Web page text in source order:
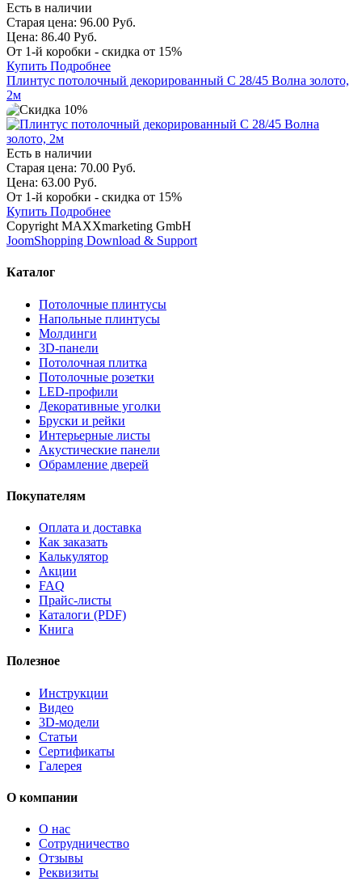
Есть в наличии
Старая цена: 96.00 Руб.
Цена: 86.40 Руб.
От 1-й коробки - скидка от 15%
Купить Подробнее
Плинтус потолочный декорированный С 28/45 Волна золото,
2м
Есть в наличии
Старая цена: 70.00 Руб.
Цена: 63.00 Руб.
От 1-й коробки - скидка от 15%
Купить Подробнее
Copyright MAXXmarketing GmbH
JoomShopping Download & Support
Каталог
Потолочные плинтусы
Напольные плинтусы
Молдинги
3D-панели
Потолочная плитка
Потолочные розетки
LED-профили
Декоративные уголки
Бруски и рейки
Интерьерные листы
Акустические панели
Обрамление дверей
Покупателям
Оплата и доставка
Как заказать
Калькулятор
Акции
FAQ
Прайс-листы
Каталоги (PDF)
Книга
Полезное
Инструкции
Видео
3D-модели
Статьи
Сертификаты
Галерея
О компании
О нас
Сотрудничество
Отзывы
Реквизиты